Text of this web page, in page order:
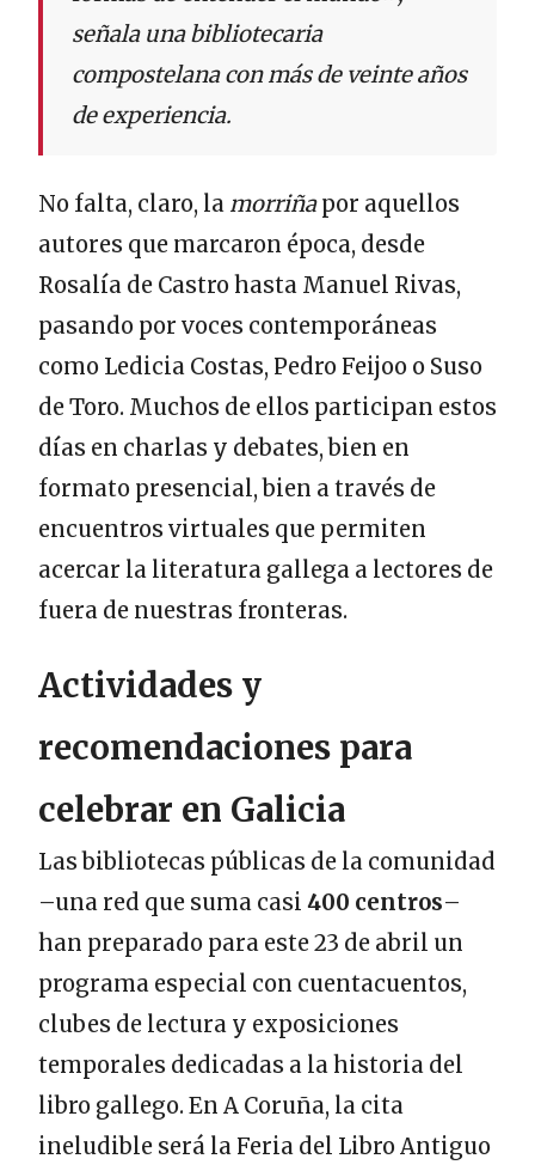
señala una bibliotecaria
compostelana con más de veinte años
de experiencia.
No falta, claro, la morriñapor aquellos
autores que marcaron época, desde
Rosalía de Castro hasta Manuel Rivas,
pasando por voces contemporáneas
como Ledicia Costas, Pedro Feijoo o Suso
de Toro. Muchos de ellos participan estos
días en charlas y debates, bien en
formato presencial, bien a través de
encuentros virtuales que permiten
acercar la literatura gallega a lectores de
fuera de nuestras fronteras.
Actividades y
recomendaciones para
celebrar en Galicia
Las bibliotecas públicas de la comunidad
–una red que suma casi 400 centros–
han preparado para este 23 de abril un
programa especial con cuentacuentos,
clubes de lectura y exposiciones
temporales dedicadas a la historia del
libro gallego. En A Coruña, la cita
ineludible será la Feria del Libro Antiguo